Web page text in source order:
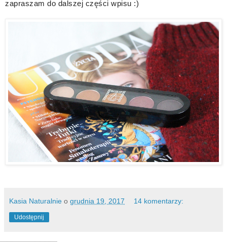
zapraszam do dalszej części wpisu :)
Kasia Naturalnie o grudnia 19, 2017 14 komentarzy:
Udostępnij